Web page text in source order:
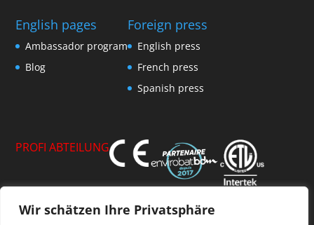
Wir schätzen Ihre Privatsphäre
English pages
Ambassador program
Blog
Foreign press
English press
French press
Spanish press
PROFI ABTEILUNG